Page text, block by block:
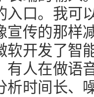
入口。我可
宣传的那样
软开发了智
有人在做语
析时间长、